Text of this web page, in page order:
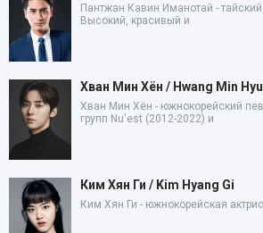
Пантжан Кавин Иманотай -
Высокий, красивый и
Хван Мин Хён / Hwang Min
Хван Мин Хён - южнокорейский
групп Nu'est (2012-2022) и
Ким Хян Ги / Kim Hyang Gi
Ким Хян Ги - южнокорейская